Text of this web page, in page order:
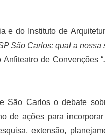
e do Instituto de
São Carlos: qual a nossa
de Convenções
São Carlos o debate
de ações para
extensão,